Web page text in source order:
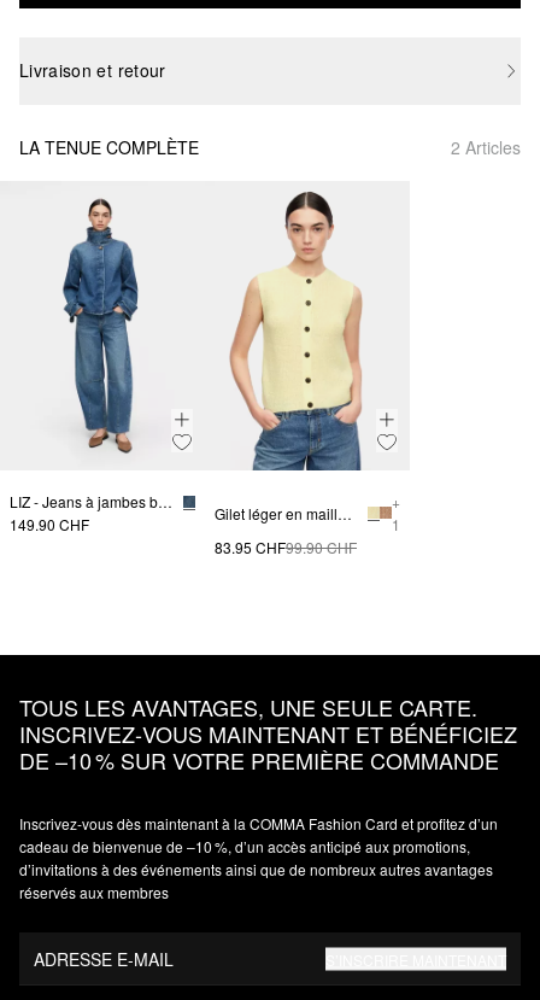
Livraison et retour
LA TENUE COMPLÈTE 2 Articles
LIZ - Jeans à jambes barrées
149.90 CHF
Gilet léger en maille d'alpaga mélangé
+
1
83.95 CHF99.90 CHF
TOUS LES AVANTAGES, UNE SEULE CARTE.
INSCRIVEZ‑VOUS MAINTENANT ET BÉNÉFICIEZ
DE –10 % SUR VOTRE PREMIÈRE COMMANDE
Inscrivez‑vous dès maintenant à la COMMA Fashion Card et profitez d’un
cadeau de bienvenue de –10 %, d’un accès anticipé aux promotions,
d’invitations à des événements ainsi que de nombreux autres avantages
réservés aux membres
ADRESSE E-MAIL